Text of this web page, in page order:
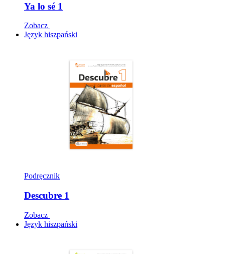
Ya lo sé 1
Zobacz
Język hiszpański
Podręcznik
Descubre 1
Zobacz
Język hiszpański